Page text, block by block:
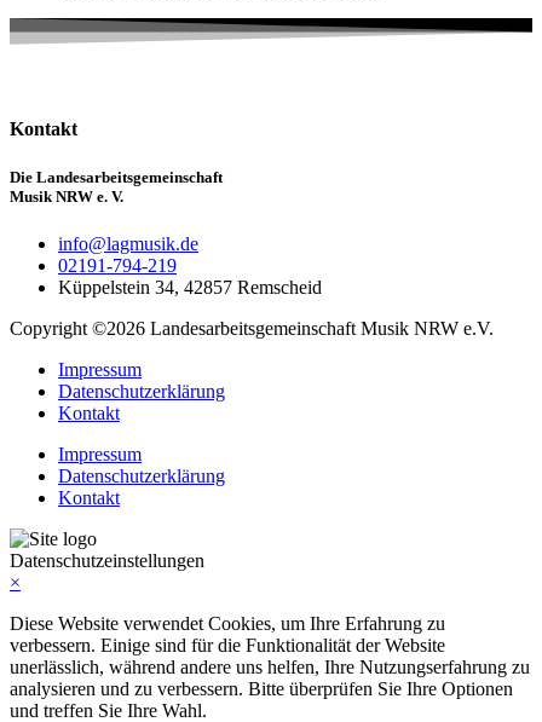
Kontakt
Die Landesarbeitsgemeinschaft
Musik NRW e. V.
info@lagmusik.de
02191-794-219
Küppelstein 34, 42857 Remscheid
Copyright ©2026 Landesarbeitsgemeinschaft Musik NRW e.V.
Impressum
Datenschutzerklärung
Kontakt
Impressum
Datenschutzerklärung
Kontakt
Datenschutzeinstellungen
×
Diese Website verwendet Cookies, um Ihre Erfahrung zu
verbessern. Einige sind für die Funktionalität der Website
unerlässlich, während andere uns helfen, Ihre Nutzungserfahrung zu
analysieren und zu verbessern. Bitte überprüfen Sie Ihre Optionen
und treffen Sie Ihre Wahl.